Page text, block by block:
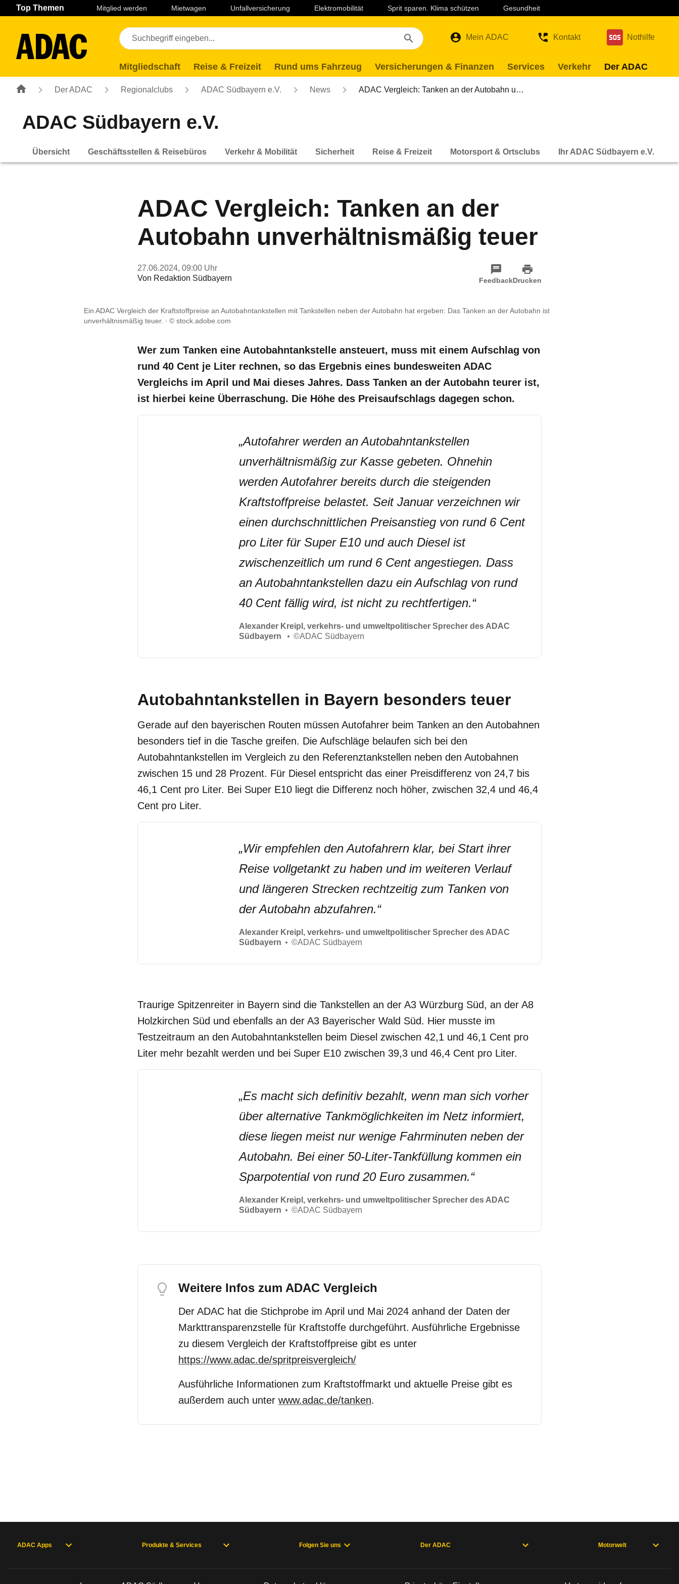
Navigation Seiteninhalt Fußzeile
Top Themen Mitglied werden Mietwagen Unfallversicherung Elektromobilität Sprit sparen. Klima schützen Gesundheit
Mein ADAC Kontakt Nothilfe
Mitgliedschaft Reise & Freizeit Rund ums Fahrzeug Versicherungen & Finanzen Services Verkehr Der ADAC
Der ADAC Regionalclubs ADAC Südbayern e.V. News ADAC Vergleich: Tanken an der Autobahn u…
ADAC Südbayern e.V.
Übersicht Geschäftsstellen & Reisebüros Verkehr & Mobilität Sicherheit Reise & Freizeit Motorsport & Ortsclubs Ihr ADAC Südbayern e.V.
ADAC Vergleich: Tanken an der
Autobahn unverhältnismäßig teuer
27.06.2024, 09:00 Uhr
Von Redaktion Südbayern FeedbackDrucken
Ein ADAC Vergleich der Kraftstoffpreise an Autobahntankstellen mit Tankstellen neben der Autobahn hat ergeben: Das Tanken an der Autobahn ist
unverhältnismäßig teuer.
© stock.adobe.com
Wer zum Tanken eine Autobahntankstelle ansteuert, muss mit einem Aufschlag von
rund 40 Cent je Liter rechnen, so das Ergebnis eines bundesweiten ADAC
Vergleichs im April und Mai dieses Jahres. Dass Tanken an der Autobahn teurer ist,
ist hierbei keine Überraschung. Die Höhe des Preisaufschlags dagegen schon.
„Autofahrer werden an Autobahntankstellen
unverhältnismäßig zur Kasse gebeten. Ohnehin
werden Autofahrer bereits durch die steigenden
Kraftstoffpreise belastet. Seit Januar verzeichnen wir
einen durchschnittlichen Preisanstieg von rund 6 Cent
pro Liter für Super E10 und auch Diesel ist
zwischenzeitlich um rund 6 Cent angestiegen. Dass
an Autobahntankstellen dazu ein Aufschlag von rund
40 Cent fällig wird, ist nicht zu rechtfertigen.“
Alexander Kreipl, verkehrs- und umweltpolitischer Sprecher des ADAC
Südbayern
©ADAC Südbayern
Autobahntankstellen in Bayern besonders teuer
Gerade auf den bayerischen Routen müssen Autofahrer beim Tanken an den Autobahnen
besonders tief in die Tasche greifen. Die Aufschläge belaufen sich bei den
Autobahntankstellen im Vergleich zu den Referenztankstellen neben den Autobahnen
zwischen 15 und 28 Prozent. Für Diesel entspricht das einer Preisdifferenz von 24,7 bis
46,1 Cent pro Liter. Bei Super E10 liegt die Differenz noch höher, zwischen 32,4 und 46,4
Cent pro Liter.
„Wir empfehlen den Autofahrern klar, bei Start ihrer
Reise vollgetankt zu haben und im weiteren Verlauf
und längeren Strecken rechtzeitig zum Tanken von
der Autobahn abzufahren.“
Alexander Kreipl, verkehrs- und umweltpolitischer Sprecher des ADAC
Südbayern
©ADAC Südbayern
Traurige Spitzenreiter in Bayern sind die Tankstellen an der A3 Würzburg Süd, an der A8
Holzkirchen Süd und ebenfalls an der A3 Bayerischer Wald Süd. Hier musste im
Testzeitraum an den Autobahntankstellen beim Diesel zwischen 42,1 und 46,1 Cent pro
Liter mehr bezahlt werden und bei Super E10 zwischen 39,3 und 46,4 Cent pro Liter.
„Es macht sich definitiv bezahlt, wenn man sich vorher
über alternative Tankmöglichkeiten im Netz informiert,
diese liegen meist nur wenige Fahrminuten neben der
Autobahn. Bei einer 50-Liter-Tankfüllung kommen ein
Sparpotential von rund 20 Euro zusammen.“
Alexander Kreipl, verkehrs- und umweltpolitischer Sprecher des ADAC
Südbayern
©ADAC Südbayern
Weitere Infos zum ADAC Vergleich
Der ADAC hat die Stichprobe im April und Mai 2024 anhand der Daten der
Markttransparenzstelle für Kraftstoffe durchgeführt. Ausführliche Ergebnisse
zu diesem Vergleich der Kraftstoffpreise gibt es unter
https://www.adac.de/spritpreisvergleich/
Ausführliche Informationen zum Kraftstoffmarkt und aktuelle Preise gibt es
außerdem auch unter www.adac.de/tanken.
ADAC Apps Produkte & Services Folgen Sie uns Der ADAC Motorwelt